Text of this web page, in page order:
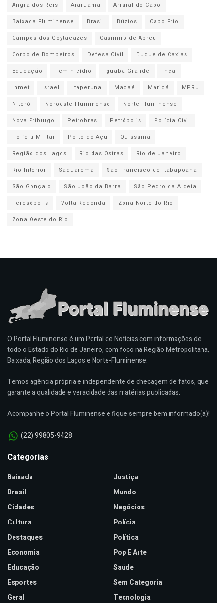
Angra dos Reis Araruama
Arraial do Cabo
Baixada Fluminense
Brasil Búzios
Cabo Frio
Campos dos Goytacazes
Casimiro de Abreu
Corpo de Bombeiros
Defesa Civil
Duque de Caxias
Educação
Feminicídio Iguaba Grande
Inea
Inmet
Israel Itaperuna Macaé Maricá
MPRJ
Niterói
Noroeste Fluminense
Norte Fluminense
Nova Friburgo
Petrobras Petrópolis
Polícia Civil
Polícia Militar
Porto do Açu
Quissamã
Região dos Lagos
Rio das Ostras
Rio de Janeiro
Rio Interior
Saquarema
São Francisco de Itabapoana
São Gonçalo
São João da Barra
São Pedro da Aldeia
Teresópolis
Volta Redonda
Zona Norte do Rio
Zona Oeste do Rio
O Portal Fluminense é um Portal de Notícias com informações de
todo o Estado do Rio de Janeiro, com foco na Região Metropolitana,
Baixada, Região dos Lagos e Norte-Fluminense.
Temos agência própria e independente de checagem de fatos, que
garante a qualidade e veracidade das matérias publicadas.
Acompanhe o Portal Fluminense e fique sempre bem informado(a)!
(22) 99805-9428
Categorias
Baixada
Brasil
Cidades
Cultura
Destaques
Economia
Educação
Esportes
Geral
Justiça
Mundo
Negócios
Polícia
Política
Pop E Arte
Saúde
Sem Categoria
Tecnologia